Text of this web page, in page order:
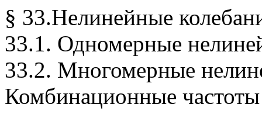
§ 33.Нелинейные
33.1. Одномерные
33.2. Многомерные
Комбинационные частоты